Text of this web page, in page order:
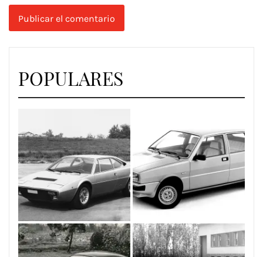
POPULARES